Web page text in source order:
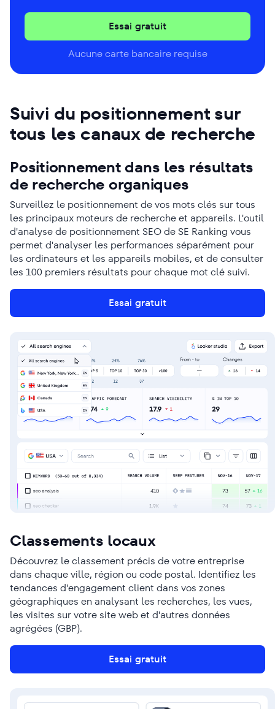
Essai gratuit
Aucune carte bancaire requise
Suivi du positionnement sur
tous les canaux de recherche
Positionnement dans les résultats
de recherche organiques
Surveillez le positionnement de vos mots clés sur tous
les principaux moteurs de recherche et appareils. L'outil
d'analyse de positionnement SEO de SE Ranking vous
permet d'analyser les performances séparément pour
les ordinateurs et les appareils mobiles, et de consulter
les 100 premiers résultats pour chaque mot clé suivi.
Essai gratuit
Classements locaux
Découvrez le classement précis de votre entreprise
dans chaque ville, région ou code postal. Identifiez les
tendances d'engagement client dans vos zones
géographiques en analysant les recherches, les vues,
les visites sur votre site web et d'autres données
agrégées (GBP).
Essai gratuit